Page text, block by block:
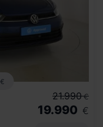
€
21.990 €
19.990 €